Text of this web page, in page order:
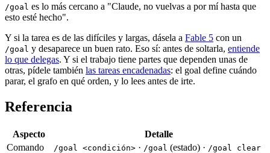
/goal es lo más cercano a "Claude, no vuelvas a por mí hasta que
esto esté hecho".
Y si la tarea es de las difíciles y largas, dásela a Fable 5 con un
/goal y desaparece un buen rato. Eso sí: antes de soltarla, entiende
lo que delegas. Y si el trabajo tiene partes que dependen unas de
otras, pídele también las tareas encadenadas: el goal define cuándo
parar, el grafo en qué orden, y lo lees antes de irte.
Referencia
Aspecto
Detalle
Comando
/goal <condición> · /goal (estado) · /goal clear